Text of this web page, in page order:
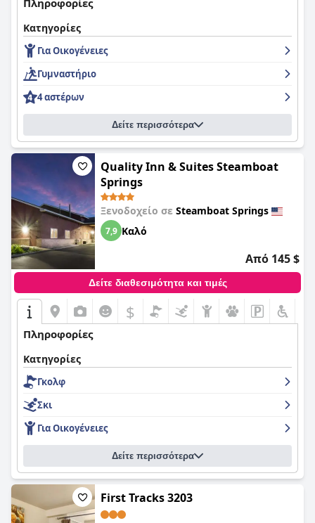
Πληροφορίες
Κατηγορίες
Για Οικογένειες
Γυμναστήριο
4 αστέρων
Δείτε περισσότερα
Quality Inn & Suites Steamboat
Springs
Ξενοδοχείο σε Steamboat Springs
7,9 Καλό
Από 145 $
Δείτε διαθεσιμότητα και τιμές
$
Πληροφορίες
Κατηγορίες
Γκολφ
Σκι
Για Οικογένειες
Δείτε περισσότερα
First Tracks 3203